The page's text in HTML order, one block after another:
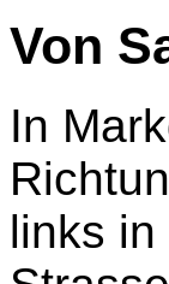
Von
In
links